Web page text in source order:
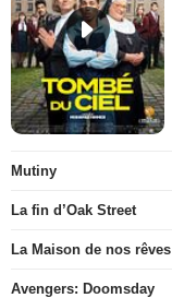
Mutiny
La fin d’Oak Street
La Maison de nos rêves
Avengers: Doomsday